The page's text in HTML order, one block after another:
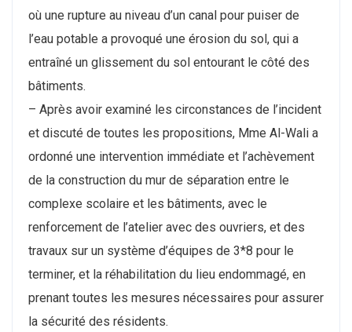
où une rupture au niveau d’un canal pour puiser de
l’eau potable a provoqué une érosion du sol, qui a
entraîné un glissement du sol entourant le côté des
bâtiments.
– Après avoir examiné les circonstances de l’incident
et discuté de toutes les propositions, Mme Al-Wali a
ordonné une intervention immédiate et l’achèvement
de la construction du mur de séparation entre le
complexe scolaire et les bâtiments, avec le
renforcement de l’atelier avec des ouvriers, et des
travaux sur un système d’équipes de 3*8 pour le
terminer, et la réhabilitation du lieu endommagé, en
prenant toutes les mesures nécessaires pour assurer
la sécurité des résidents.